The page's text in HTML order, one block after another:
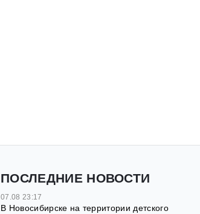
ПОСЛЕДНИЕ НОВОСТИ
07.08 23:17
В Новосибирске на территории детского